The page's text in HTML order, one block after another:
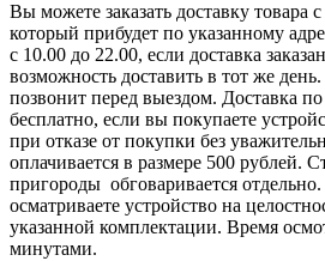
Вы можете заказать доставку товара
который прибудет по указанному
с 10.00 до 22.00, если доставка
возможность доставить в тот же
позвонит перед выездом. Доставка по
бесплатно, если вы покупаете
при отказе от покупки без
оплачивается в размере 500 рублей.
пригороды обговаривается
осматриваете устройство на
указанной комплектации. Время
минутами.